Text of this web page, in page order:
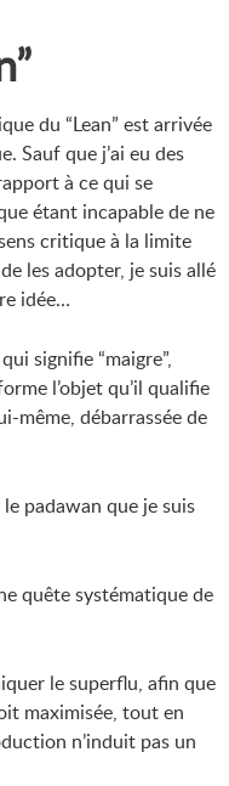
du “Lean” est arrivée
Sauf que j’ai eu des
à ce qui se
étant incapable de ne
critique à la limite
les adopter, je suis allé
idée…
signifie “maigre”,
l’objet qu’il qualifie
même, débarrassée de
padawan que je suis
quête systématique de
le superflu, afin que
maximisée, tout en
n’induit pas un